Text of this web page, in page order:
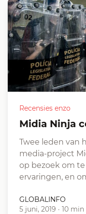
Recensies enzo
Midia
Twee leden van
media-project
op bezoek om
ervaringen, en
GLOBALINFO
5 juni, 2019 · 10